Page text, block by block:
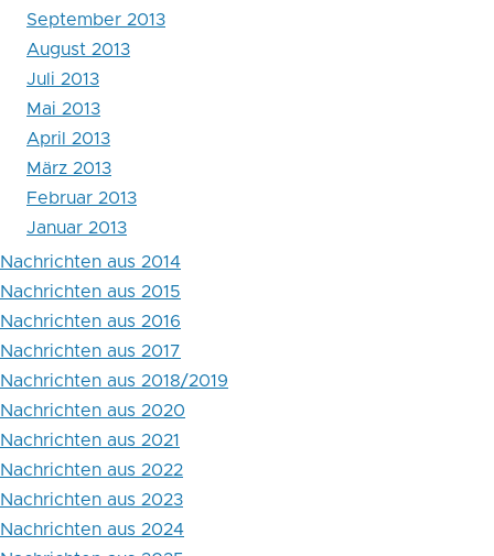
September 2013
August 2013
Juli 2013
Mai 2013
April 2013
März 2013
Februar 2013
Januar 2013
Nachrichten aus 2014
Nachrichten aus 2015
Nachrichten aus 2016
Nachrichten aus 2017
Nachrichten aus 2018/2019
Nachrichten aus 2020
Nachrichten aus 2021
Nachrichten aus 2022
Nachrichten aus 2023
Nachrichten aus 2024